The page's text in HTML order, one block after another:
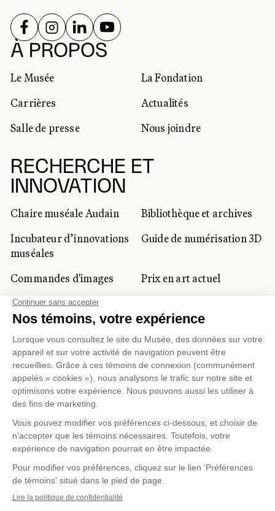
À PROPOS
Le Musée
La Fondation
Carrières
Actualités
Salle de presse
Nous joindre
RECHERCHE ET
INNOVATION
Chaire muséale Audain
Bibliothèque et archives
Incubateur d’innovations
muséales
Guide de numérisation 3D
Commandes d'images
Prix en art actuel
Prix Lynne-Cohen
CLIENTÈLE CORPORATIVE
ET PRIVÉE
Location d'espaces
Activités corporatives
professionnels du
tourisme
RÉSEAUX SOCIAUX
SUIVEZ-NOUS SUR
SUIVEZ-NOUS SUR
SUIVEZ-NOUS SUR
SUIVEZ-NOUS SUR
Gestion des témoinsPolitique de confidentialité
Conditions d'utilisation Politique d'achat en ligne